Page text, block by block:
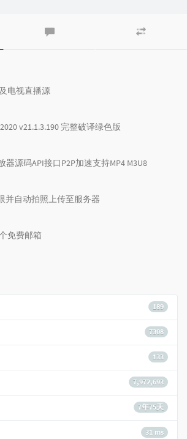
评
文
电视直播源
v21.1.3.190 完整破译绿色版
器源码API接口P2P加速支持MP4 M3U8
并自动拍照上传至服务器
免费邮箱
189
7308
133
7,972,693
7年75天
31 ms